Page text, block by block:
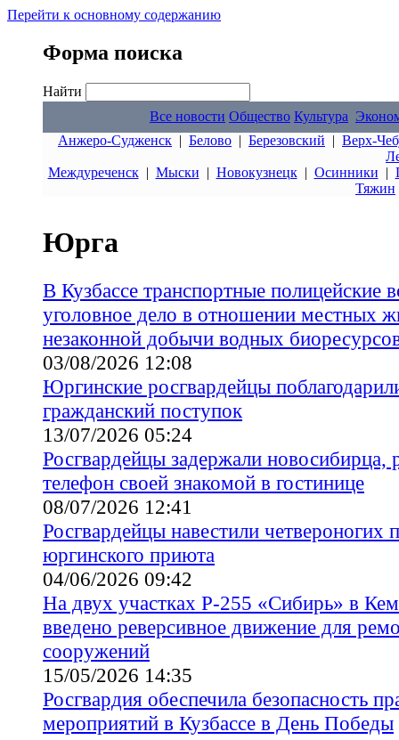
Перейти к основному содержанию
Форма поиска
Найти
Все новости Общество Культура
Анжеро-Судженск | Белово | Березовский | Верх-
Междуреченск| Мыски | Новокузнецк| Осинники |
Тяжин
Юрга
В Кузбассе транспортные полицейские
уголовное дело в отношении местных
незаконной добычи водных
03/08/2026 12:08
Юргинские росгвардейцы
гражданский поступок
13/07/2026 05:24
Росгвардейцы задержали новосибирца,
телефон своей знакомой в гостинице
08/07/2026 12:41
Росгвардейцы навестили четвероногих
юргинского приюта
04/06/2026 09:42
На двух участках Р-255 «Сибирь» в
введено реверсивное движение для
сооружений
15/05/2026 14:35
Росгвардия обеспечила безопасность
мероприятий в Кузбассе в День Победы